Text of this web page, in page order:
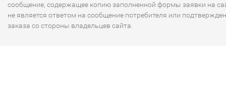
сообщение, содержащее копию заполненной формы заявки на
не является ответом на сообщение потребителя или
заказа со стороны владельцев сайта.